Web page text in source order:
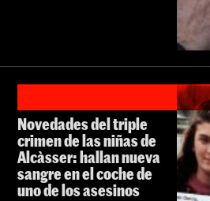
Novedades del triple
crimen de las niñas de
Alcàsser: hallan nueva
sangre en el coche de
uno de los asesinos